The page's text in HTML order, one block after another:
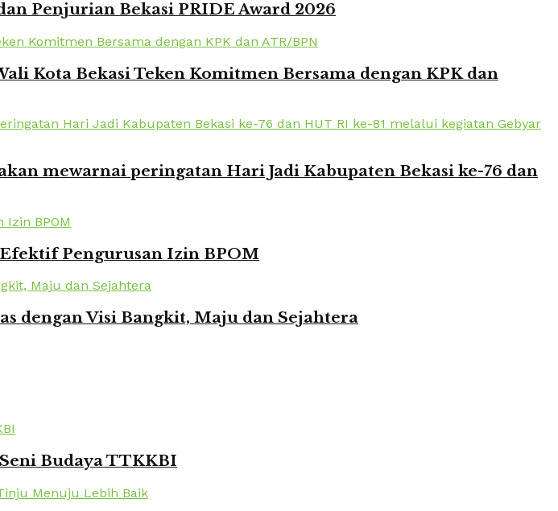
Penjurian Bekasi PRIDE Award 2026
Kota Bekasi Teken Komitmen Bersama dengan KPK dan
mewarnai peringatan Hari Jadi Kabupaten Bekasi ke-76 dan
Pengurusan Izin BPOM
dengan Visi Bangkit, Maju dan Sejahtera
Budaya TTKKBI